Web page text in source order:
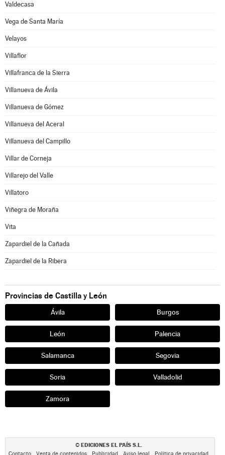
Valdecasa
Vega de Santa María
Velayos
Villaflor
Villafranca de la Sierra
Villanueva de Ávila
Villanueva de Gómez
Villanueva del Aceral
Villanueva del Campillo
Villar de Corneja
Villarejo del Valle
Villatoro
Viñegra de Moraña
Vita
Zapardiel de la Cañada
Zapardiel de la Ribera
Provincias de Castilla y León
Ávila Burgos
León Palencia
Salamanca Segovia
Soria Valladolid
Zamora
© EDICIONES EL PAÍS S.L.